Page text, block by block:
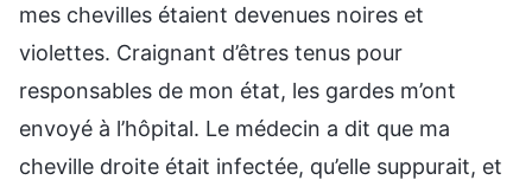
mes chevilles étaient devenues noires et
violettes. Craignant d’êtres tenus pour
responsables de mon état, les gardes m’ont
envoyé à l’hôpital. Le médecin a dit que ma
cheville droite était infectée, qu’elle suppurait, et